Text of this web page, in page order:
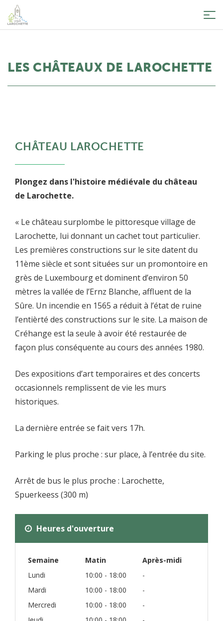
LES CHÂTEAUX DE LAROCHETTE
CHÂTEAU LAROCHETTE
Plongez dans l'histoire médiévale du château
de Larochette.
« Le château surplombe le pittoresque village de
Larochette, lui donnant un cachet tout particulier.
Les premières constructions sur le site datent du
11ème siècle et sont situées sur un promontoire en
grès de Luxembourg et dominent d’environ 50
mètres la vallée de l’Ernz Blanche, affluent de la
Sûre. Un incendie en 1565 a réduit à l’état de ruine
l’entièrté des constructions sur le site. La maison de
Créhange est la seule à avoir été restaurée de
façon plus conséquente au cours des années 1980.
Des expositions d’art temporaires et des concerts
occasionnels remplissent de vie les murs
historiques.
La dernière entrée se fait vers 17h.
Parking le plus proche : sur place, à l’entrée du site.
Arrêt de bus le plus proche : Larochette,
Spuerkeess (300 m)
Heures d'ouverture
Semaine Matin
Après-midi
Lundi
10:00 - 18:00
-
Mardi
10:00 - 18:00
-
Mercredi
10:00 - 18:00
-